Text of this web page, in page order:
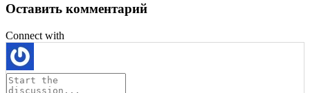
Оставить комментарий
Connect with